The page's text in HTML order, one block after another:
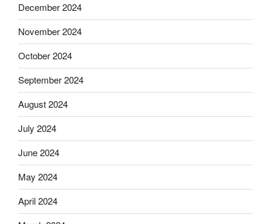
December 2024
November 2024
October 2024
September 2024
August 2024
July 2024
June 2024
May 2024
April 2024